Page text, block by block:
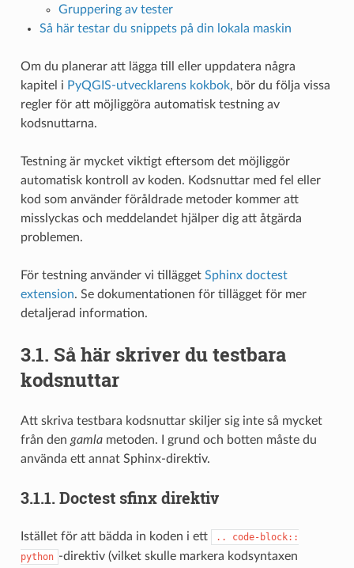
Gruppering av tester
Så här testar du snippets på din lokala maskin
Om du planerar att lägga till eller uppdatera några
kapitel i PyQGIS-utvecklarens kokbok, bör du följa vissa
regler för att möjliggöra automatisk testning av
kodsnuttarna.
Testning är mycket viktigt eftersom det möjliggör
automatisk kontroll av koden. Kodsnuttar med fel eller
kod som använder föråldrade metoder kommer att
misslyckas och meddelandet hjälper dig att åtgärda
problemen.
För testning använder vi tillägget Sphinx doctest
extension. Se dokumentationen för tillägget för mer
detaljerad information.
3.1. Så här skriver du testbara
kodsnuttar
Att skriva testbara kodsnuttar skiljer sig inte så mycket
från den gamlametoden. I grund och botten måste du
använda ett annat Sphinx-direktiv.
3.1.1. Doctest sfinx direktiv
Istället för att bädda in koden i ett ..
code-block::
python -direktiv (vilket skulle markera kodsyntaxen